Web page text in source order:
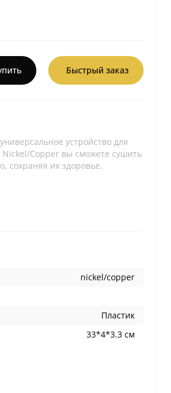
Быстрый заказ
устройство для
Nickel/Copper вы сможете сушить
сохраняя их здоровье.
nickel/copper
Пластик
33*4*3.3 см